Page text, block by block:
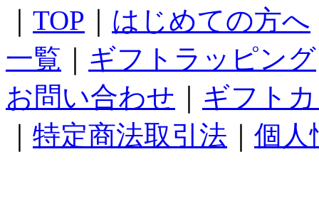
TOP はじめての方へ
一覧
ギフトラッピング
お問い合わせ
ギフト
特定商法取引法 個人